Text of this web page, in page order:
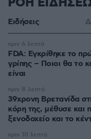
Ειδήσεις
FDA: Εγκρίθηκε το
γρίπης – Ποιοι θα το
είναι
πριν 6 λεπτά
39χρονη Βρετανίδα
κόρη της, μέθυσε και
ξενοδοχείο και το
πριν 8 λεπτά
πριν 10 λεπτά